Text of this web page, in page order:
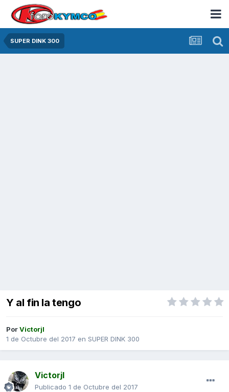
SUPER DINK 300
Y al fin la tengo
PorVictorjl
1 de Octubre del 2017 en SUPER DINK 300
Victorjl
Publicado 1 de Octubre del 2017